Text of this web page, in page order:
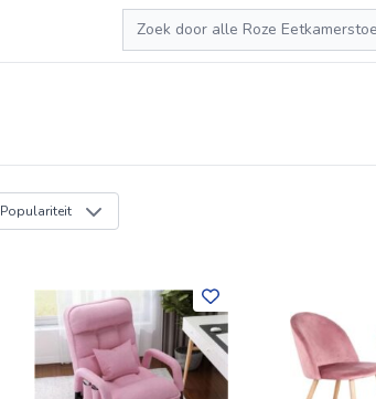
Zoeken
Populariteit